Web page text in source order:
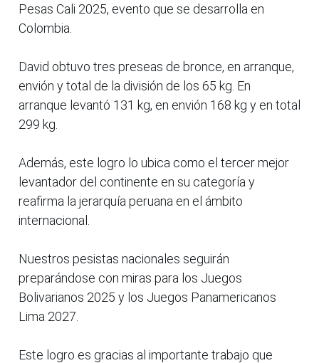
Pesas Cali 2025, evento que se desarrolla en
Colombia.
David obtuvo tres preseas de bronce, en arranque,
envión y total de la división de los 65 kg. En
arranque levantó 131 kg, en envión 168 kg y en total
299 kg.
Además, este logro lo ubica como el tercer mejor
levantador del continente en su categoría y
reafirma la jerarquía peruana en el ámbito
internacional.
Nuestros pesistas nacionales seguirán
preparándose con miras para los Juegos
Bolivarianos 2025 y los Juegos Panamericanos
Lima 2027.
Este logro es gracias al importante trabajo que